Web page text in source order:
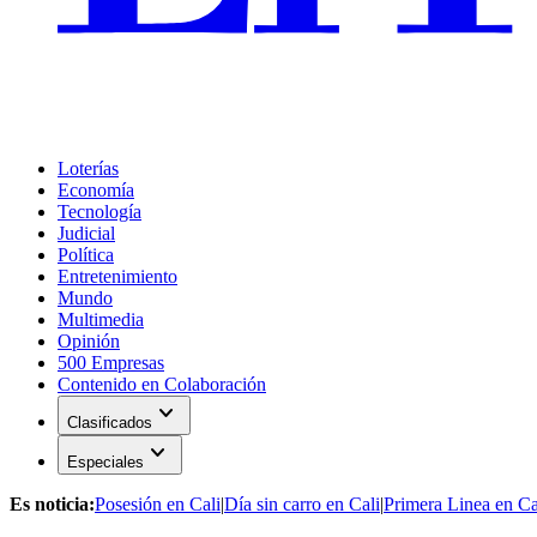
Loterías
Economía
Tecnología
Judicial
Política
Entretenimiento
Mundo
Multimedia
Opinión
500 Empresas
Contenido en Colaboración
Clasificados expand_more
Especiales expand_more
Es noticia:Posesión en Cali|Día sin carro en Cali|Primera Linea en